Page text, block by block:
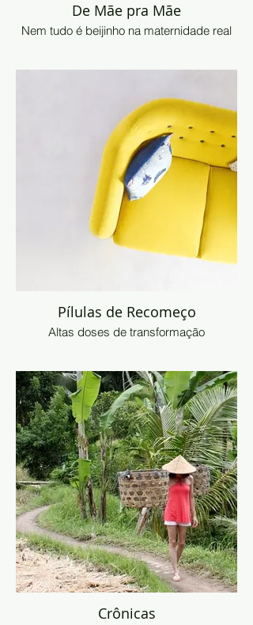
De Mãe pra Mãe
Nem tudo é beijinho na maternidade real
Pílulas de Recomeço
Altas doses de transformação
Crônicas